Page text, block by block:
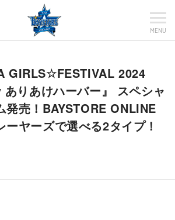
MENU
GIRLS☆FESTIVAL 2024
りあけハーバー』 スペシャ
発売！BAYSTORE ONLINE
ーヤーズで選べる2タイプ！